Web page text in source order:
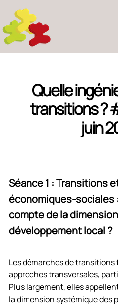
Quelle
transitions ?
juin
Séance 1 : Transitions
économiques-sociales
compte de la
développement local ?
Les démarches de
approches transversales,
Plus largement, elles
la dimension systémique des